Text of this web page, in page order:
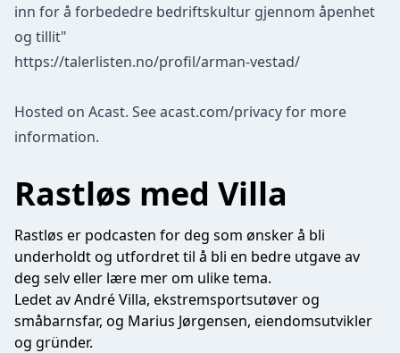
inn for å forbededre bedriftskultur gjennom åpenhet
og tillit"
https://talerlisten.no/profil/arman-vestad/
Hosted on Acast. Seeacast.com/privacyfor more
information.
Rastløs med Villa
Rastløs er podcasten for deg som ønsker å bli
underholdt og utfordret til å bli en bedre utgave av
deg selv eller lære mer om ulike tema.
Ledet av André Villa, ekstremsportsutøver og
småbarnsfar, og Marius Jørgensen, eiendomsutvikler
og gründer.